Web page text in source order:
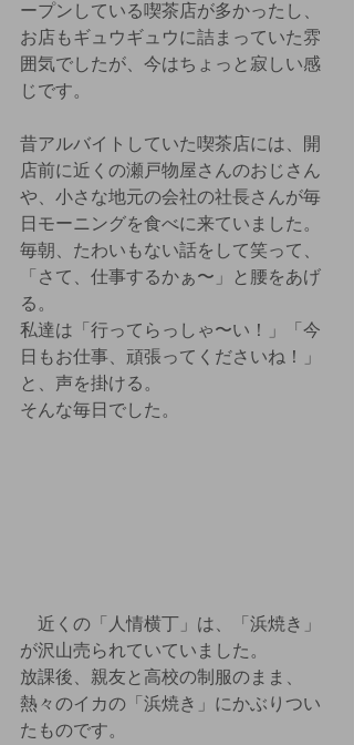
ープンしている喫茶店が多かったし、
お店もギュウギュウに詰まっていた雰
囲気でしたが、今はちょっと寂しい感
じです。
昔アルバイトしていた喫茶店には、開
店前に近くの瀬戸物屋さんのおじさん
や、小さな地元の会社の社長さんが毎
日モーニングを食べに来ていました。
毎朝、たわいもない話をして笑って、
「さて、仕事するかぁ〜」と腰をあげ
る。
私達は「行ってらっしゃ〜い！」「今
日もお仕事、頑張ってくださいね！」
と、声を掛ける。
そんな毎日でした。
近くの「人情横丁」は、「浜焼き」
が沢山売られていていました。
放課後、親友と高校の制服のまま、
熱々のイカの「浜焼き」にかぶりつい
たものです。